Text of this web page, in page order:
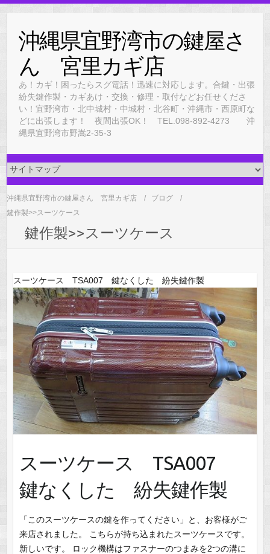
content沖縄県宜野湾市の鍵屋さ
ん 宮里カギ店
あ！カギ！困ったらスグ電話！迅速に対応します。合鍵・出張
紛失鍵作製・カギあけ・交換・修理・取付などお任せくださ
い！宜野湾市・北中城村・中城村・北谷町・沖縄市・西原町な
どに出張します！ 夜間出張OK！ TEL.098-892-4273 沖
縄県宜野湾市野嵩2-35-3
沖縄県宜野湾市の鍵屋さん 宮里カギ店
ブログ
鍵作製>>スーツケース
鍵作製>>スーツケース
スーツケース TSA007 鍵なくした 紛失鍵作製
スーツケース TSA007
鍵なくした 紛失鍵作製
「このスーツケースの鍵を作ってください」と、お客様がご
来店されました。 こちらが持ち込まれたスーツケースです。
新しいです。 ロック機構はファスナーのつまみを2つの溝に